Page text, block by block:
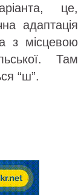
це,
адаптація
з місцевою
Там
“ш”.